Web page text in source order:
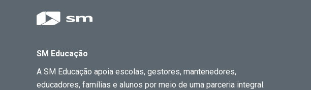
SM Educação
A SM Educação apoia escolas, gestores, mantenedores,
educadores, famílias e alunos por meio de uma parceria integral.